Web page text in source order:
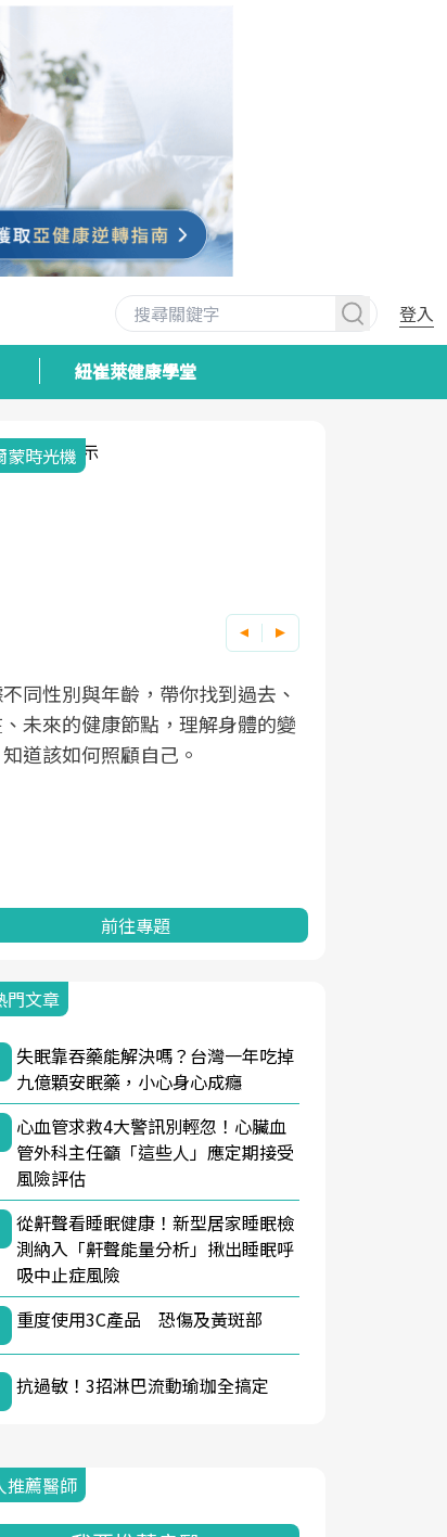
登入
紐崔萊健康學堂
蒙時光機
同性別與年齡，帶你找到過去、
未來的健康節點，理解身體的變
道該如何照顧自己。
前往專題
門文章
失眠靠吞藥能解決嗎？台灣一年吃掉
九億顆安眠藥，小心身心成癮
心血管求救4大警訊別輕忽！心臟血
管外科主任籲「這些人」應定期接受
風險評估
從鼾聲看睡眠健康！新型居家睡眠檢
測納入「鼾聲能量分析」揪出睡眠呼
吸中止症風險
重度使用3C產品 恐傷及黃斑部
抗過敏！3招淋巴流動瑜珈全搞定
推薦醫師